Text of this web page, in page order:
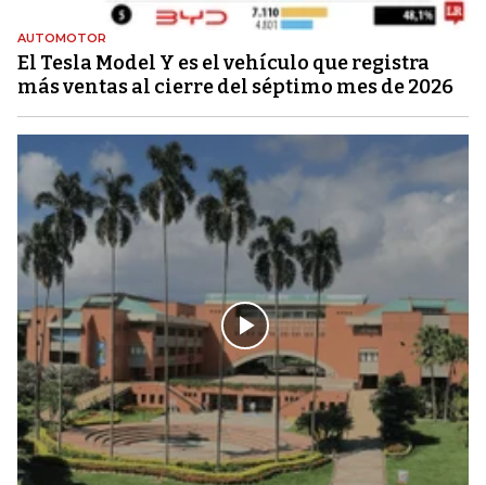
AUTOMOTOR
El Tesla Model Y es el vehículo que registra
más ventas al cierre del séptimo mes de 2026